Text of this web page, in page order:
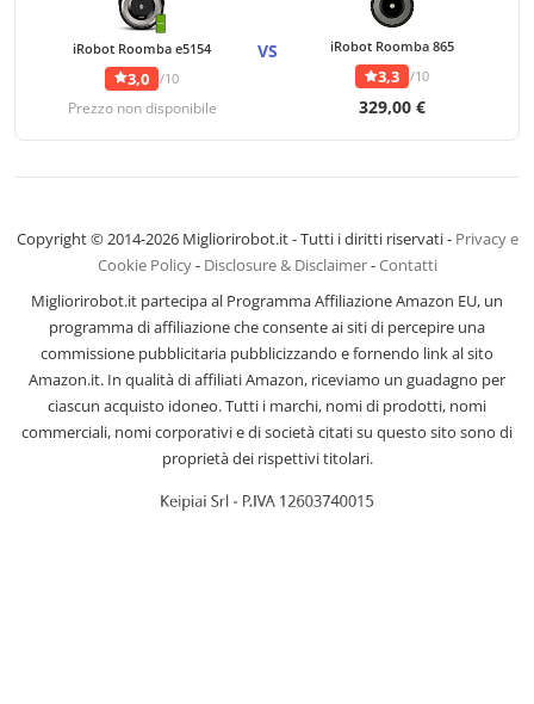
iRobot Roomba e5154
3,0 /10
Prezzo non disponibile
VS iRobot Roomba 865
3,3 /10
329,00 €
Copyright © 2014-2026 Migliorirobot.it - Tutti i diritti riservati - Privacy e
Cookie Policy- Disclosure & Disclaimer-Contatti
Migliorirobot.it partecipa al Programma Affiliazione Amazon EU, un
programma di affiliazione che consente ai siti di percepire una
commissione pubblicitaria pubblicizzando e fornendo link al sito
Amazon.it. In qualità di affiliati Amazon, riceviamo un guadagno per
ciascun acquisto idoneo. Tutti i marchi, nomi di prodotti, nomi
commerciali, nomi corporativi e di società citati su questo sito sono di
proprietà dei rispettivi titolari.